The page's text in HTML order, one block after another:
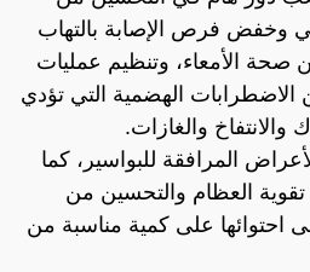
وخفض فرص الإصابة بالتهاب
صحة الأمعاء، وتنظيم عمليات
الهضمية التي تؤدي
والانتفاخ والغازات.
المرافقة للبواسير، كما
العظام والتحسين من
احتوائها على كمية مناسبة من